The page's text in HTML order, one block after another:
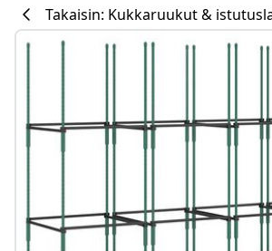
Takaisin: Kukkaruukut &